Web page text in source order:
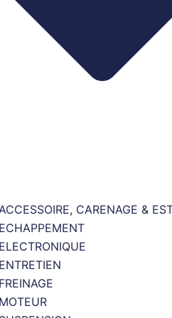
ACCESSOIRE, CARENAGE &
ECHAPPEMENT
ELECTRONIQUE
ENTRETIEN
FREINAGE
MOTEUR